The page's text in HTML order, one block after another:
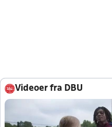
Videoer fra DBU